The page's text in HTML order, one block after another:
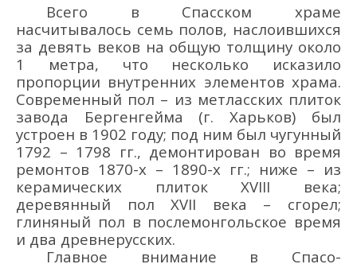
Всего в Спасском храме
насчитывалось семь полов, наслоившихся
за девять веков на общую толщину около
1
метра, что несколько исказило
пропорции внутренних элементов храма.
Современный пол – из метласских плиток
завода Бергенгейма
(г. Харьков) был
устроен в 1902 году; под ним был чугунный
1792 – 1798 гг., демонтирован во время
ремонтов 1870-х – 1890-х гг.; ниже – из
керамических плиток
ХVІІІ века;
деревянный пол ХVІІ века – сгорел;
глиняный пол в послемонгольское время
и два древнерусских.
Главное внимание в Спасо-